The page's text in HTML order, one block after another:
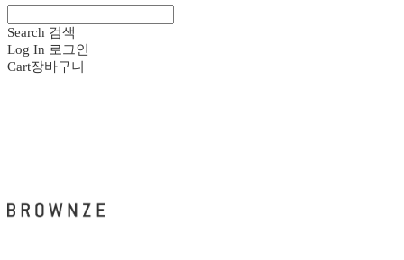
Search 검색
Log In 로그인
Cart장바구니